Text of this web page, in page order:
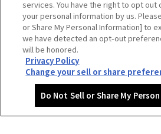
Do Not Sell or Share My
Copyright © HEP FIVE. All Rights
services. You have the right to opt out
your personal information by us.
or Share My Personal Information] to
we have detected an opt-out
will be honored.
Privacy Policy
Change your sell or share
Do Not Sell or Share My